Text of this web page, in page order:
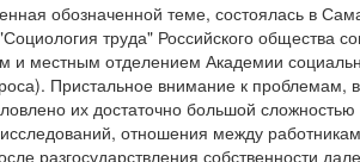
обозначенной теме, состоялась в
труда" Российского общества
и местным отделением Академии
Пристальное внимание к проблемам,
их достаточно большой
отношения между
разгосударствления собственности